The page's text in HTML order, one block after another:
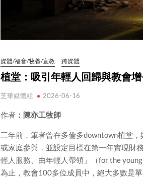
媒體/福音/牧養/宣教 跨媒體
植堂：吸引年輕人回歸與教會
芝華媒體組 2026-06-16
作者 ：陳亦工牧師
三年前，筆者曾在多倫多downtown植堂
或家庭參與，並設定目標在第一年實現財
輕人服務、由年輕人帶領」（for the
為止，教會100多位成員中，絕大多數是